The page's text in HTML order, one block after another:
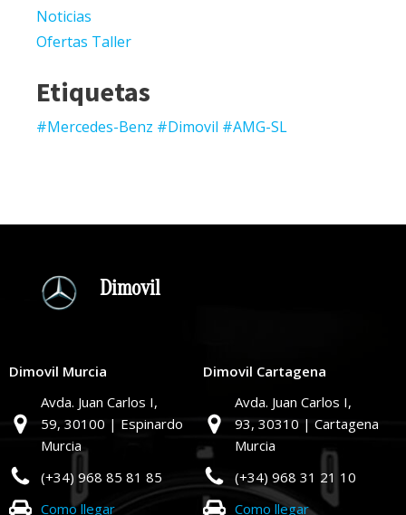
Noticias
Ofertas Taller
Etiquetas
#Mercedes-Benz #Dimovil #AMG-SL
Dimovil
Dimovil Murcia
Avda. Juan Carlos I,
59, 30100 | Espinardo
Murcia
(+34) 968 85 81 85
Como llegar
Dimovil Cartagena
Avda. Juan Carlos I,
93, 30310 | Cartagena
Murcia
(+34) 968 31 21 10
Como llegar